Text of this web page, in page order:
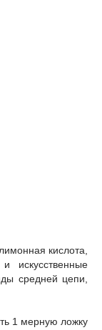
кислота,
искусственные
средней цепи,
1 мерную ложку